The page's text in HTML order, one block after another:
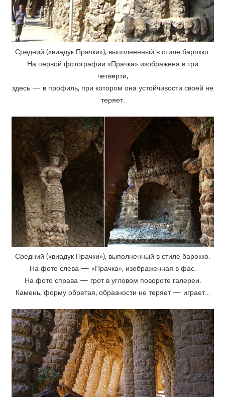
Средний («виадук Прачки»), выполненный в стиле барокко.
На первой фотографии «Прачка» изображена в три
четверти,
здесь — в профиль, при котором она устойчивости своей не
теряет.
Средний («виадук Прачки»), выполненный в стиле барокко.
На фото слева — «Прачка», изображенная в фас.
На фото справа — грот в угловом повороте галереи.
Камень, форму обретая, образности не теряет — играет…